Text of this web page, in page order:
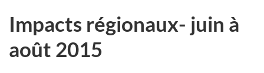
Impacts régionaux- juin à
août 2015